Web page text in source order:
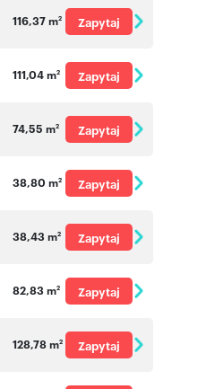
116,37 m2
Zapytaj
111,04 m2
Zapytaj
74,55 m2
Zapytaj
38,80 m2
Zapytaj
38,43 m2
Zapytaj
82,83 m2
Zapytaj
128,78 m2
Zapytaj